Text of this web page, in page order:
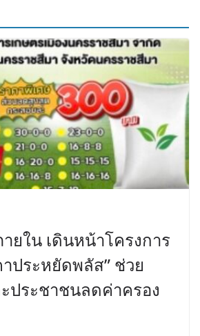
ยใน เดินหน้าโครงการ
าประหยัดพลัส” ช่วย
ประชาชนลดค่าครอง